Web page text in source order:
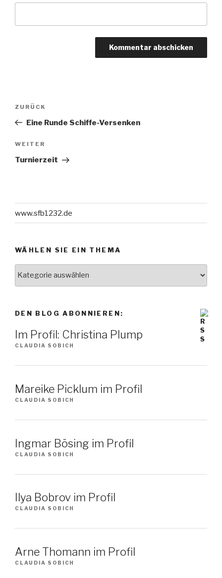
Beitragsnavigation
Vorheriger
Beitrag
ZURÜCK
Eine Runde Schiffe-Versenken
Nächster
Beitrag
WEITER
Turnierzeit
www.sfb1232.de
WÄHLEN SIE EIN THEMA
DEN BLOG ABONNIEREN:
Im Profil: Christina Plump
CLAUDIA SOBICH
Mareike Picklum im Profil
CLAUDIA SOBICH
Ingmar Bösing im Profil
CLAUDIA SOBICH
Ilya Bobrov im Profil
CLAUDIA SOBICH
Arne Thomann im Profil
CLAUDIA SOBICH